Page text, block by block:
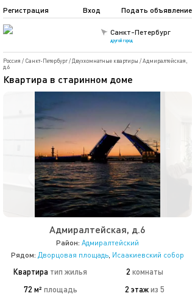
Санкт-Петербург
другой город
Подать объявление
Регистрация Вход
Россия / Санкт-Петербург/ Двухкомнатные квартиры /Адмиралтейская,
д.6
Квартира в старинном доме
Адмиралтейская, д.6
Район: Адмиралтейский
Рядом: Дворцовая площадь, Исаакиевский собор
Квартира тип жилья 2 комнаты
72 м² площадь 2 этажиз 5